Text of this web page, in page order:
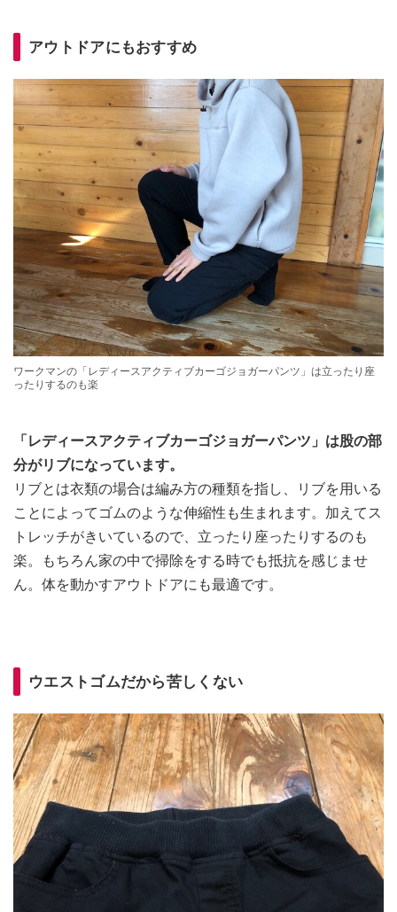
アウトドアにもおすすめ
ワークマンの「レディースアクティブカーゴジョガーパンツ」は立ったり座
ったりするのも楽
「レディースアクティブカーゴジョガーパンツ」は股の部
分がリブになっています。
リブとは衣類の場合は編み方の種類を指し、リブを用いる
ことによってゴムのような伸縮性も生まれます。加えてス
トレッチがきいているので、立ったり座ったりするのも
楽。もちろん家の中で掃除をする時でも抵抗を感じませ
ん。体を動かすアウトドアにも最適です。
ウエストゴムだから苦しくない